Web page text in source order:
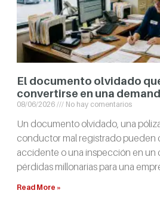
El documento olvidado
convertirse en una
08/06/2026 No hay comentarios
Un documento olvidado, una
conductor mal registrado pueden
accidente o una inspección en un
pérdidas millonarias para una
Read More »